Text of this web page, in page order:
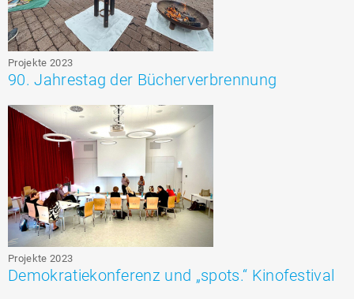
Projekte 2023
90. Jahrestag der Bücherverbrennung
Projekte 2023
Demokratiekonferenz und „spots.“ Kinofestival